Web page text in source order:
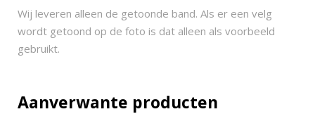
0
t
Wij leveren alleen de getoonde band. Als er een velg
wordt getoond op de foto is dat alleen als voorbeeld
gebruikt.
Aanverwante producten